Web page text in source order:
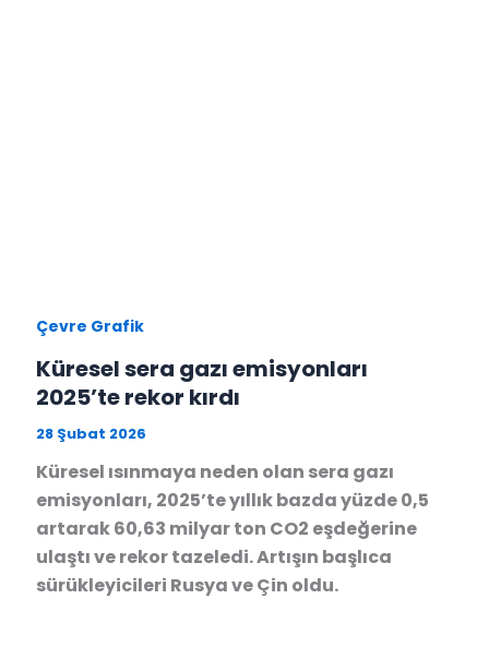
Çevre Grafik
Küresel sera gazı emisyonları
2025’te rekor kırdı
28 Şubat 2026
Küresel ısınmaya neden olan sera gazı
emisyonları, 2025’te yıllık bazda yüzde 0,5
artarak 60,63 milyar ton CO2 eşdeğerine
ulaştı ve rekor tazeledi. Artışın başlıca
sürükleyicileri Rusya ve Çin oldu.